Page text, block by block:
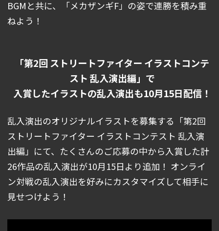
BGMと共に、「メカザンギF」の姿で連勝を積み重
ねよう！
「第2回 ストリートファイター イラストコンテ
スト 乱入演出編」で
入賞したイラストの乱入演出も10月15日配信！
乱入演出のオリジナルイラストを募集する「第2回
ストリートファイター イラストコンテスト 乱入演
出編」にて、たくさんのご応募の中から入賞した計
26作品の乱入演出が10月15日より追加！ オンライ
ン対戦の乱入演出を好みにカスタマイズして相手に
見せつけよう！